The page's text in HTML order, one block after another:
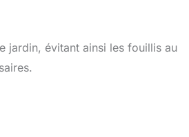
jardin, évitant ainsi les fouillis au